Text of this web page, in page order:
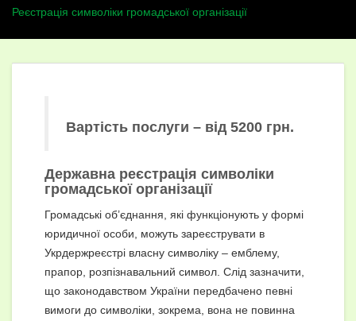
Реєстрація символіки громадської організації
Вартість послуги – від 5200 грн.
Державна реєстрація символіки
громадської організації
Громадські об’єднання, які функціонують у формі
юридичної особи, можуть зареєструвати в
Укрдержреєстрі власну символіку – емблему,
прапор, розпізнавальний символ. Слід зазначити,
що законодавством України передбачено певні
вимоги до символіки, зокрема, вона не повинна